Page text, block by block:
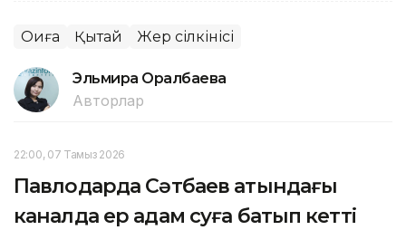
Оқиға Қытай Жер сілкінісі
Эльмира Оралбаева
Авторлар
22:00, 07 Тамыз 2026
Павлодарда Сәтбаев атындағы
каналда ер адам суға батып кетті